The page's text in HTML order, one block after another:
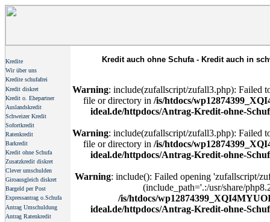
Kredite
Wir über uns
Kredite schufafrei
Kredit diskret
Kredit o. Ehepartner
Auslandskredit
Schweizer Kredit
Sofortkredit
Ratenkredit
Barkredit
Kredit ohne Schufa
Zusatzkredit diskret
Clever umschulden
Giroausgleich diskret
Bargeld per Post
Expressantrag o.Schufa
Antrag Umschuldung
Antrag Ratenkredit
Kredit auch ohne Schufa - Kredit auch in
Warning: include(zufallscript/zufall3.php): Failed
file or directory in /is/htdocs/
ideal.de/httpdocs/Antrag-Kredit-ohne-
Warning: include(zufallscript/zufall3.php): Failed
file or directory in /is/htdocs/
ideal.de/httpdocs/Antrag-Kredit-ohne-
Warning: include(): Failed opening 'zufallscript/
(include_path='.:/usr/share/
/is/htdocs/
ideal.de/httpdocs/Antrag-Kredit-ohne-